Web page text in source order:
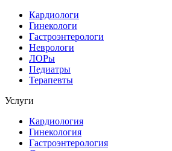
Кардиологи
Гинекологи
Гастроэнтерологи
Неврологи
ЛОРы
Педиатры
Терапевты
Услуги
Кардиология
Гинекология
Гастроэнтерология